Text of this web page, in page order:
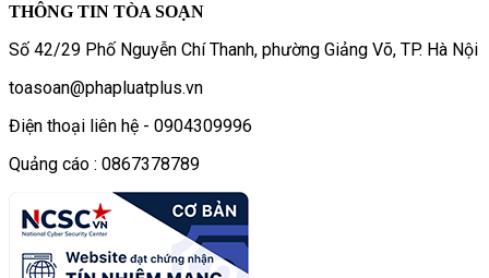
THÔNG TIN TÒA SOẠN
Số 42/29 Phố Nguyễn Chí Thanh, phường Giảng Võ, TP. Hà Nội
toasoan@phapluatplus.vn
Điện thoại liên hệ - 0904309996
Quảng cáo : 0867378789